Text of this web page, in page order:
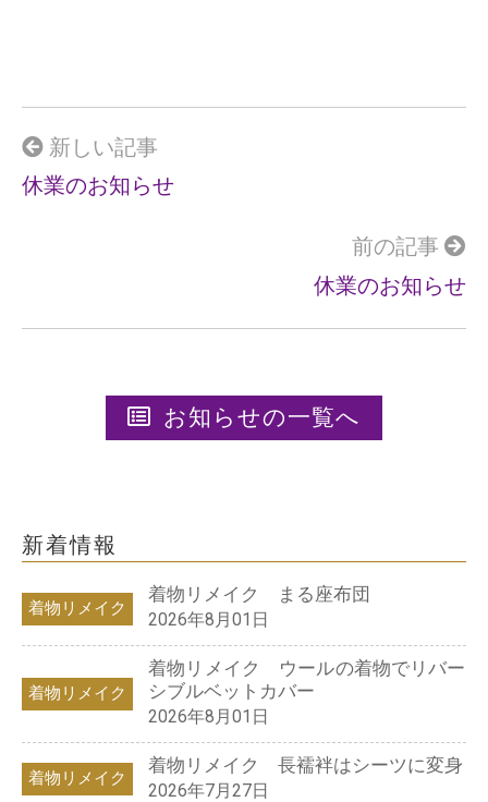
o
o
k
新しい記事
休業のお知らせ
前の記事
休業のお知らせ
お知らせの一覧へ
新着情報
着物リメイク
着物リメイク まる座布団
2026年8月01日
着物リメイク
着物リメイク ウールの着物でリバー
シブルベットカバー
2026年8月01日
着物リメイク
着物リメイク 長襦袢はシーツに変身
2026年7月27日